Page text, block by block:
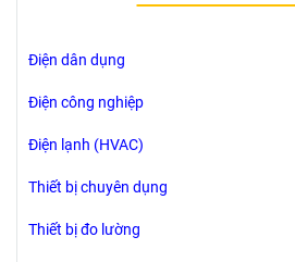
Điện dân dụng
Điện công nghiệp
Điện lạnh (HVAC)
Thiết bị chuyên dụng
Thiết bị đo lường